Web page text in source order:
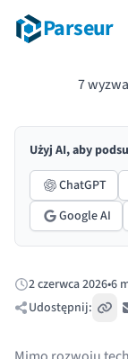
Parseur
7
Użyj AI, aby
ChatGPT
Google AI
Opublikowano:
2 czerwca 2026•6
Udostępnij: